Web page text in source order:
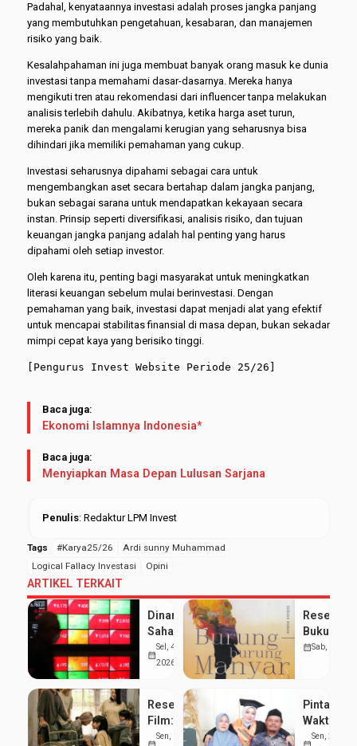
Padahal, kenyataannya investasi adalah proses jangka panjang
yang membutuhkan pengetahuan, kesabaran, dan manajemen
risiko yang baik.
Kesalahpahaman ini juga membuat banyak orang masuk ke dunia
investasi tanpa memahami dasar-dasarnya. Mereka hanya
mengikuti tren atau rekomendasi dari influencer tanpa melakukan
analisis terlebih dahulu. Akibatnya, ketika harga aset turun,
mereka panik dan mengalami kerugian yang seharusnya bisa
dihindari jika memiliki pemahaman yang cukup.
Investasi seharusnya dipahami sebagai cara untuk
mengembangkan aset secara bertahap dalam jangka panjang,
bukan sebagai sarana untuk mendapatkan kekayaan secara
instan. Prinsip seperti diversifikasi, analisis risiko, dan tujuan
keuangan jangka panjang adalah hal penting yang harus
dipahami oleh setiap investor.
Oleh karena itu, penting bagi masyarakat untuk meningkatkan
literasi keuangan sebelum mulai berinvestasi. Dengan
pemahaman yang baik, investasi dapat menjadi alat yang efektif
untuk mencapai stabilitas finansial di masa depan, bukan sekadar
mimpi cepat kaya yang berisiko tinggi.
[Pengurus Invest Website Periode 25/26]
Baca juga:
Ekonomi Islamnya Indonesia*
Baca juga:
Menyiapkan Masa Depan Lulusan Sarjana
Penulis: Redaktur LPM Invest
Tags #Karya25/26
Ardi sunny Muhammad
Logical Fallacy Investasi
Opini
ARTIKEL TERKAIT
Dinamika
Saham
Sektor
Properti:
Peluang
Ritel di
Tengah
Fluktuasi
calendar_month
Sel, 4 Agu
2026
Resensi
Buku:
Menenun
Sejarah
calendar_monthSab, 18 Jul
Resensi
Film:
Jangan
Sen, 13 Jul
Pintar
Waktu
antara
Sen, 25 Mei